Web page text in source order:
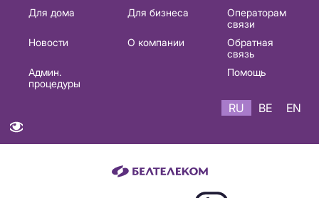
Основная
навигация
Для дома Для бизнеса
Операторам
связи
Новости
О компании
Обратная
связь
Админ.
процедуры
Помощь
RU BE EN